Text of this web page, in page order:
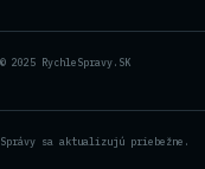
© 2025 RychleSpravy.SK
Správy sa aktualizujú priebežne.